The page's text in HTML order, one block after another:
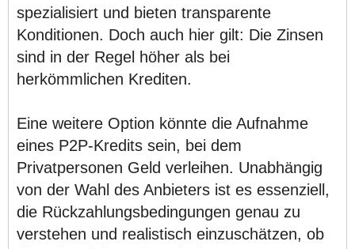
spezialisiert und bieten transparente
Konditionen. Doch auch hier gilt: Die Zinsen
sind in der Regel höher als bei
herkömmlichen Krediten.
Eine weitere Option könnte die Aufnahme
eines P2P-Kredits sein, bei dem
Privatpersonen Geld verleihen. Unabhängig
von der Wahl des Anbieters ist es essenziell,
die Rückzahlungsbedingungen genau zu
verstehen und realistisch einzuschätzen, ob